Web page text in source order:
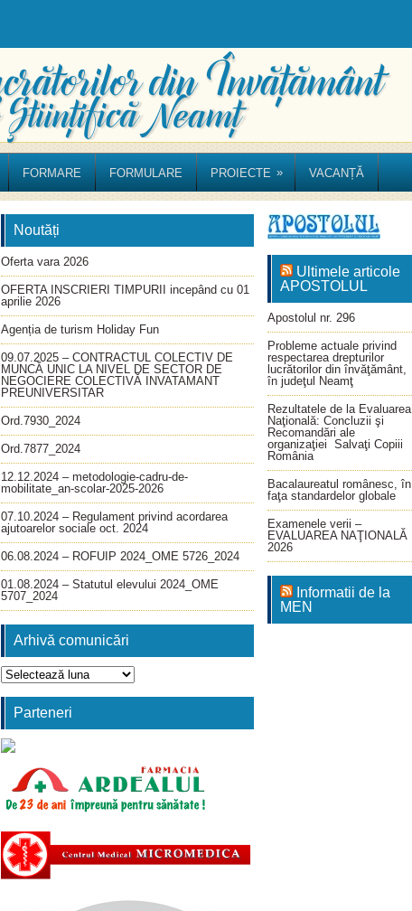
FORMARE FORMULARE PROIECTE » VACANȚĂ
Noutăți
Oferta vara 2026
OFERTA INSCRIERI TIMPURII incepând cu 01
aprilie 2026
Agenția de turism Holiday Fun
09.07.2025 – CONTRACTUL COLECTIV DE
MUNCĂ UNIC LA NIVEL DE SECTOR DE
NEGOCIERE COLECTIVĂ INVATAMANT
PREUNIVERSITAR
Ord.7930_2024
Ord.7877_2024
12.12.2024 – metodologie-cadru-de-
mobilitate_an-scolar-2025-2026
07.10.2024 – Regulament privind acordarea
ajutoarelor sociale oct. 2024
06.08.2024 – ROFUIP 2024_OME 5726_2024
01.08.2024 – Statutul elevului 2024_OME
5707_2024
Arhivă comunicări
Arhivă
comunicări
Parteneri
Ultimele articole
APOSTOLUL
Apostolul nr. 296
Probleme actuale privind
respectarea drepturilor
lucrătorilor din învăţământ,
în judeţul Neamţ
Rezultatele de la Evaluarea
Naţională: Concluzii şi
Recomandări ale
organizaţiei Salvaţi Copiii
România
Bacalaureatul românesc, în
faţa standardelor globale
Examenele verii –
EVALUAREA NAŢIONALĂ
2026
Informatii de la
MEN